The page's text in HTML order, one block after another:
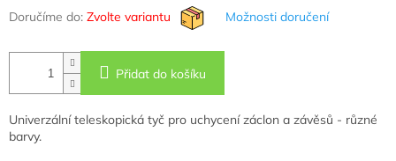
Doručíme do: Zvolte variantu Možnosti doručení
Přidat do košíku
Univerzální teleskopická tyč pro uchycení záclon a závěsů - různé
barvy.